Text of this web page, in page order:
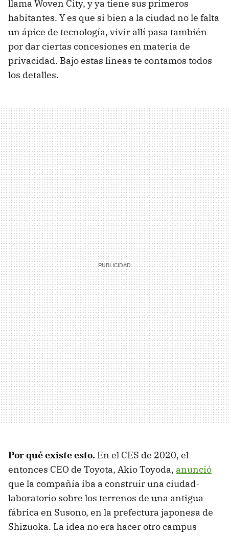
llama Woven City, y ya tiene sus primeros
habitantes. Y es que si bien a la ciudad no le falta
un ápice de tecnología, vivir allí pasa también
por dar ciertas concesiones en materia de
privacidad. Bajo estas líneas te contamos todos
los detalles.
Por qué existe esto. En el CES de 2020, el
entonces CEO de Toyota, Akio Toyoda, anunció
que la compañía iba a construir una ciudad-
laboratorio sobre los terrenos de una antigua
fábrica en Susono, en la prefectura japonesa de
Shizuoka. La idea no era hacer otro campus